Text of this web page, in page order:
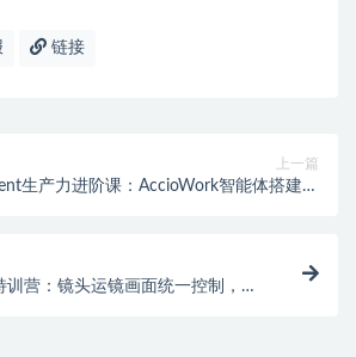
链接
上一篇
生产力进阶课：AccioWork智能体搭建，
营：镜头运镜画面统一控制，十